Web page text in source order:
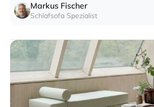
Markus Fischer
Schlafsofa Spezialist